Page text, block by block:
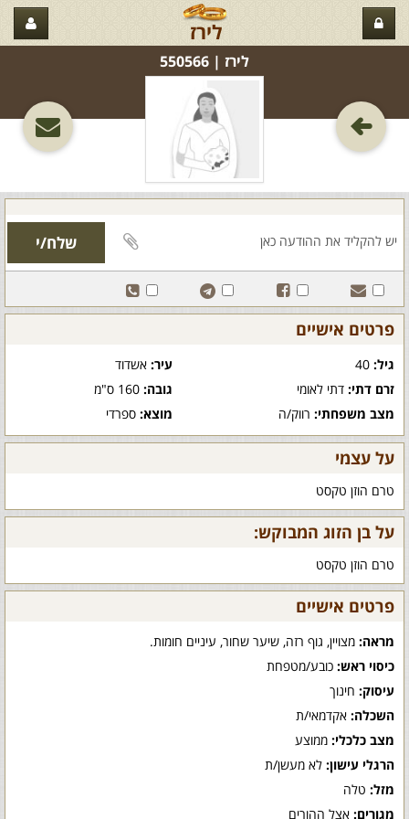
לירז
לירז‏ | 550566
פרטים אישיים
גיל: עיר:אשדוד
זרם דתי: דתי לאומי גובה:160 ס"מ
מצב משפחתי: רווק/ה מוצא:ספרדי
על עצמי
טרם הוזן טקסט
על בן הזוג המבוקש:
טרם הוזן טקסט
פרטים אישיים
מראה: מצויין, גוף רזה, שיער שחור, עיניים חומות.
כיסוי ראש: כובע/מטפחת
עיסוק: חינוך
השכלה: אקדמאי/ת
מצב כלכלי: ממוצע
הרגלי עישון: לא מעשן/ת
מזל: טלה
מגורים: אצל ההורים